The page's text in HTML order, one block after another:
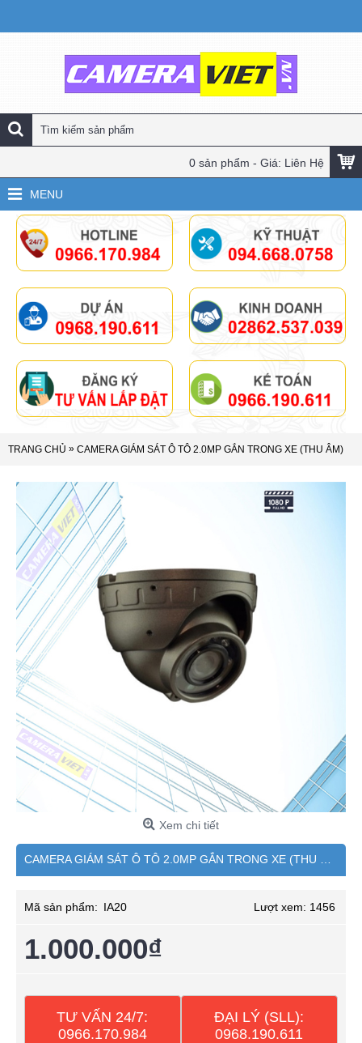
0 sản phẩm - Giá: Liên Hệ
MENU
TRANG CHỦ » CAMERA GIÁM SÁT Ô TÔ 2.0MP GẮN TRONG XE (THU ÂM)
Xem chi tiết
Lượt xem: 1456
Mã sản phẩm: IA20
1.000.000₫
TƯ VẤN 24/7:
0966.170.984
ĐẠI LÝ (SLL):
0968.190.611